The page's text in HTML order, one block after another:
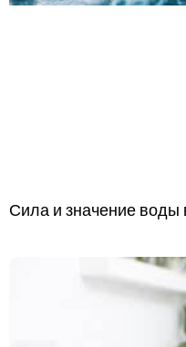
Сила и значение воды